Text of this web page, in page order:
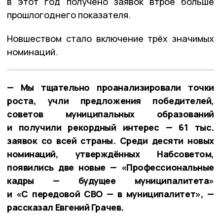
прошлогоднего показателя.
Новшеством стало включение трёх значимых
номинаций.
— Мы тщательно проанализировали точки
роста, учли предложения победителей,
советов муниципальных образований
и получили рекордный интерес — 61 тыс.
заявок со всей страны. Среди десяти новых
номинаций, утверждённых Набсоветом,
появились две новые — «Профессиональные
кадры — будущее муниципалитета»
и «С передовой СВО — в муниципалитет», —
рассказал Евгений Грачев.